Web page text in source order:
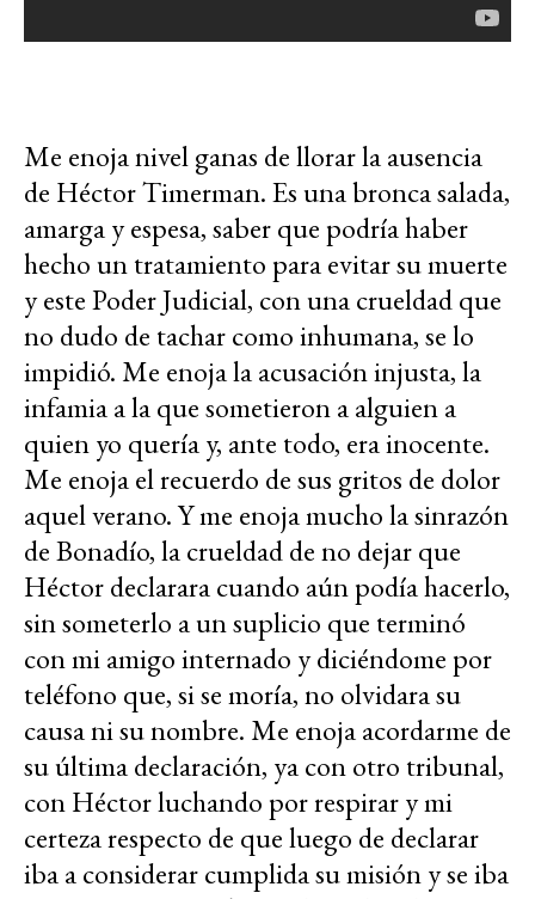
Me enoja nivel ganas de llorar la ausencia
de Héctor Timerman. Es una bronca salada,
amarga y espesa, saber que podría haber
hecho un tratamiento para evitar su muerte
y este Poder Judicial, con una crueldad que
no dudo de tachar como inhumana, se lo
impidió. Me enoja la acusación injusta, la
infamia a la que sometieron a alguien a
quien yo quería y, ante todo, era inocente.
Me enoja el recuerdo de sus gritos de dolor
aquel verano. Y me enoja mucho la sinrazón
de Bonadío, la crueldad de no dejar que
Héctor declarara cuando aún podía hacerlo,
sin someterlo a un suplicio que terminó
con mi amigo internado y diciéndome por
teléfono que, si se moría, no olvidara su
causa ni su nombre. Me enoja acordarme de
su última declaración, ya con otro tribunal,
con Héctor luchando por respirar y mi
certeza respecto de que luego de declarar
iba a considerar cumplida su misión y se iba